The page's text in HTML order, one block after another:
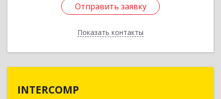
Отправить заявку
Показать контакты
Отправить заявку
Назад
INTERCOMP